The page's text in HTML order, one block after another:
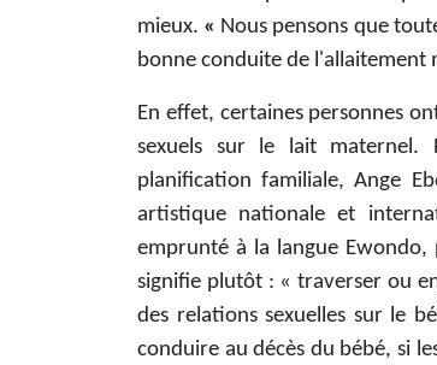
mieux. « Nous pensons que
bonne conduite de l'allaitement
En effet, certaines personnes
sexuels sur le lait maternel.
planification familiale, Ange
artistique nationale et
emprunté à la langue
signifie plutôt : « traverser ou
des relations sexuelles sur le
conduire au décès du bébé, si